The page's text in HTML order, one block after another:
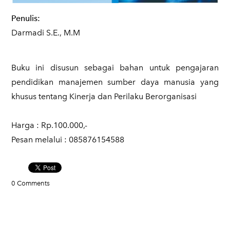
Penulis:
Darmadi S.E., M.M
Buku ini disusun sebagai bahan untuk pengajaran
pendidikan manajemen sumber daya manusia yang
khusus tentang Kinerja dan Perilaku Berorganisasi
​Harga : Rp.100.000,-
Pesan melalui : 085876154588
0 Comments